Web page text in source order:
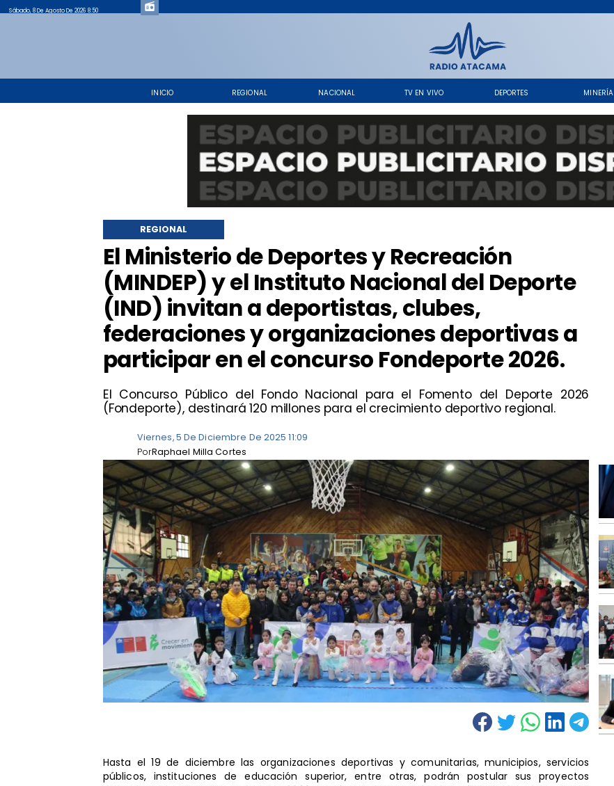
INICIO REGIONAL NACIONAL TV EN VIVO DEPORTES MINERÍA
Sábado, 8 De Agosto De 2026 8:50
El Ministerio de Deportes y Recreación
(MINDEP) y el Instituto Nacional del Deporte
(IND) invitan a deportistas, clubes,
federaciones y organizaciones deportivas a
participar en el concurso Fondeporte 2026.
El Concurso Público del Fondo Nacional para el Fomento del Deporte 2026
(Fondeporte), destinará 120 millones para el crecimiento deportivo regional.
REGIONAL
Viernes, 5 De Diciembre De 2025 11:09
Raphael Milla Cortes
Por
Hasta el 19 de diciembre las organizaciones deportivas y comunitarias, municipios, servicios
públicos, instituciones de educación superior, entre otras, podrán postular sus proyectos